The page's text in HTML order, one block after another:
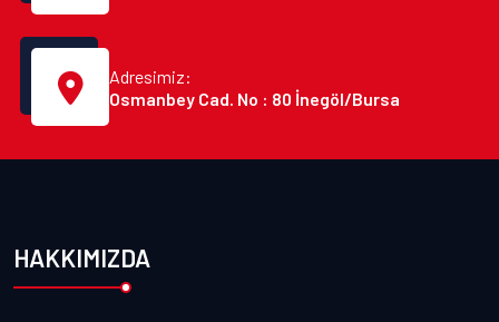
Adresimiz:
Osmanbey Cad. No : 80 İnegöl/Bursa
HAKKIMIZDA